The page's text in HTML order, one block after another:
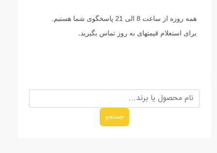
همه روزه از ساعت 8 الی 21 پاسخگوی شما هستیم.
برای استعلام قیمتهای به روز تماس بگیرید .
جستجو